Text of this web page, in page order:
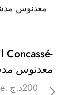
Concassé-
معدنوس
200د.ج